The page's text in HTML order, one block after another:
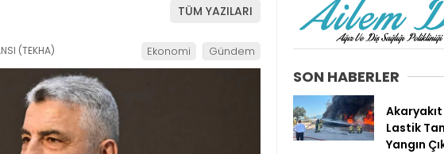
TÜM YAZILARI
(TEKHA) Ekonomi Gündem
SON HABERLER
Lastik
Yangın